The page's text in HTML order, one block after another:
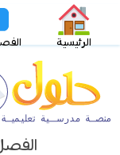
الرئيسية